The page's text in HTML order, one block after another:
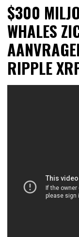
$300
WHALES
RIPPLE